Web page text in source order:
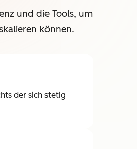
und die Tools, um
können.
der sich stetig